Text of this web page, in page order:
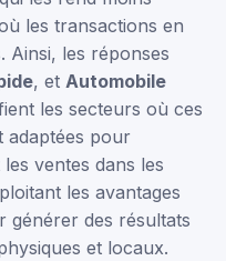
les transactions en
Ainsi, les réponses
, etAutomobile
les secteurs où ces
adaptées pour
ventes dans les
les avantages
générer des résultats
et locaux.